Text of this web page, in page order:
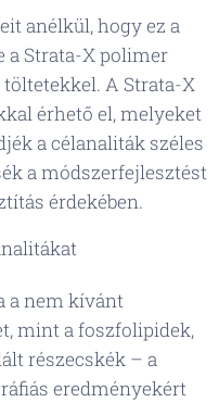
anélkül, hogy ez a
a Strata-X polimer
A Strata-X
érhető el, melyeket
a célanaliták széles
a módszerfejlesztést
érdekében.
a nem kívánt
mint a foszfolipidek,
részecskék – a
eredményekért